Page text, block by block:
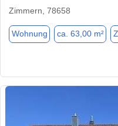
Zimmern, 78658
Wohnung ca. 63,00 m²